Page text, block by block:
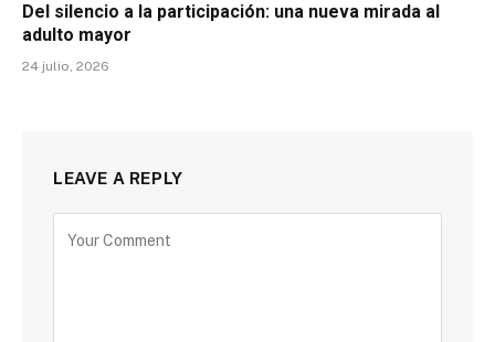
Del silencio a la participación: una nueva mirada al
adulto mayor
24 julio, 2026
LEAVE A REPLY